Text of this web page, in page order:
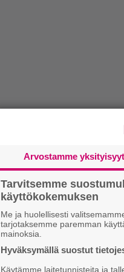
Arvostamme
Tarvitsemme
käyttökokemuksen
Me ja huolellisesti
tarjotaksemme paremman
mainoksia.
Hyväksymällä suostut
Käytämme laitetunnisteita ja